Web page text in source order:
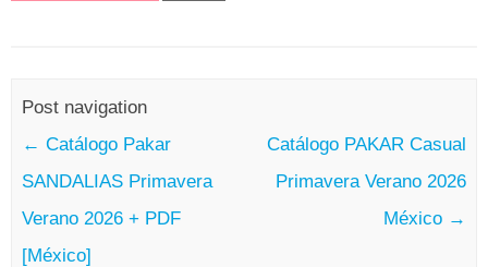
Post navigation
← Catálogo Pakar
SANDALIAS Primavera
Verano 2026 + PDF
[México]
Catálogo PAKAR Casual
Primavera Verano 2026
México →